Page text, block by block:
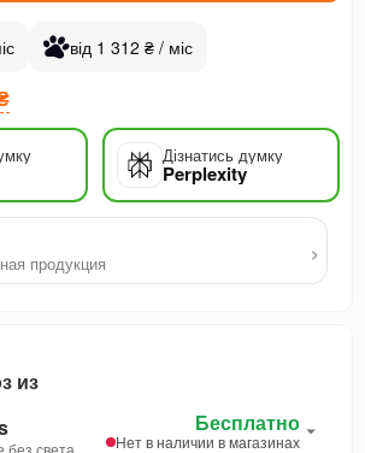
від 1 312 ₴ / міс
Дізнатись думку
Perplexity
продукция ›
из
Бесплатно
Нет в наличии в магазинах